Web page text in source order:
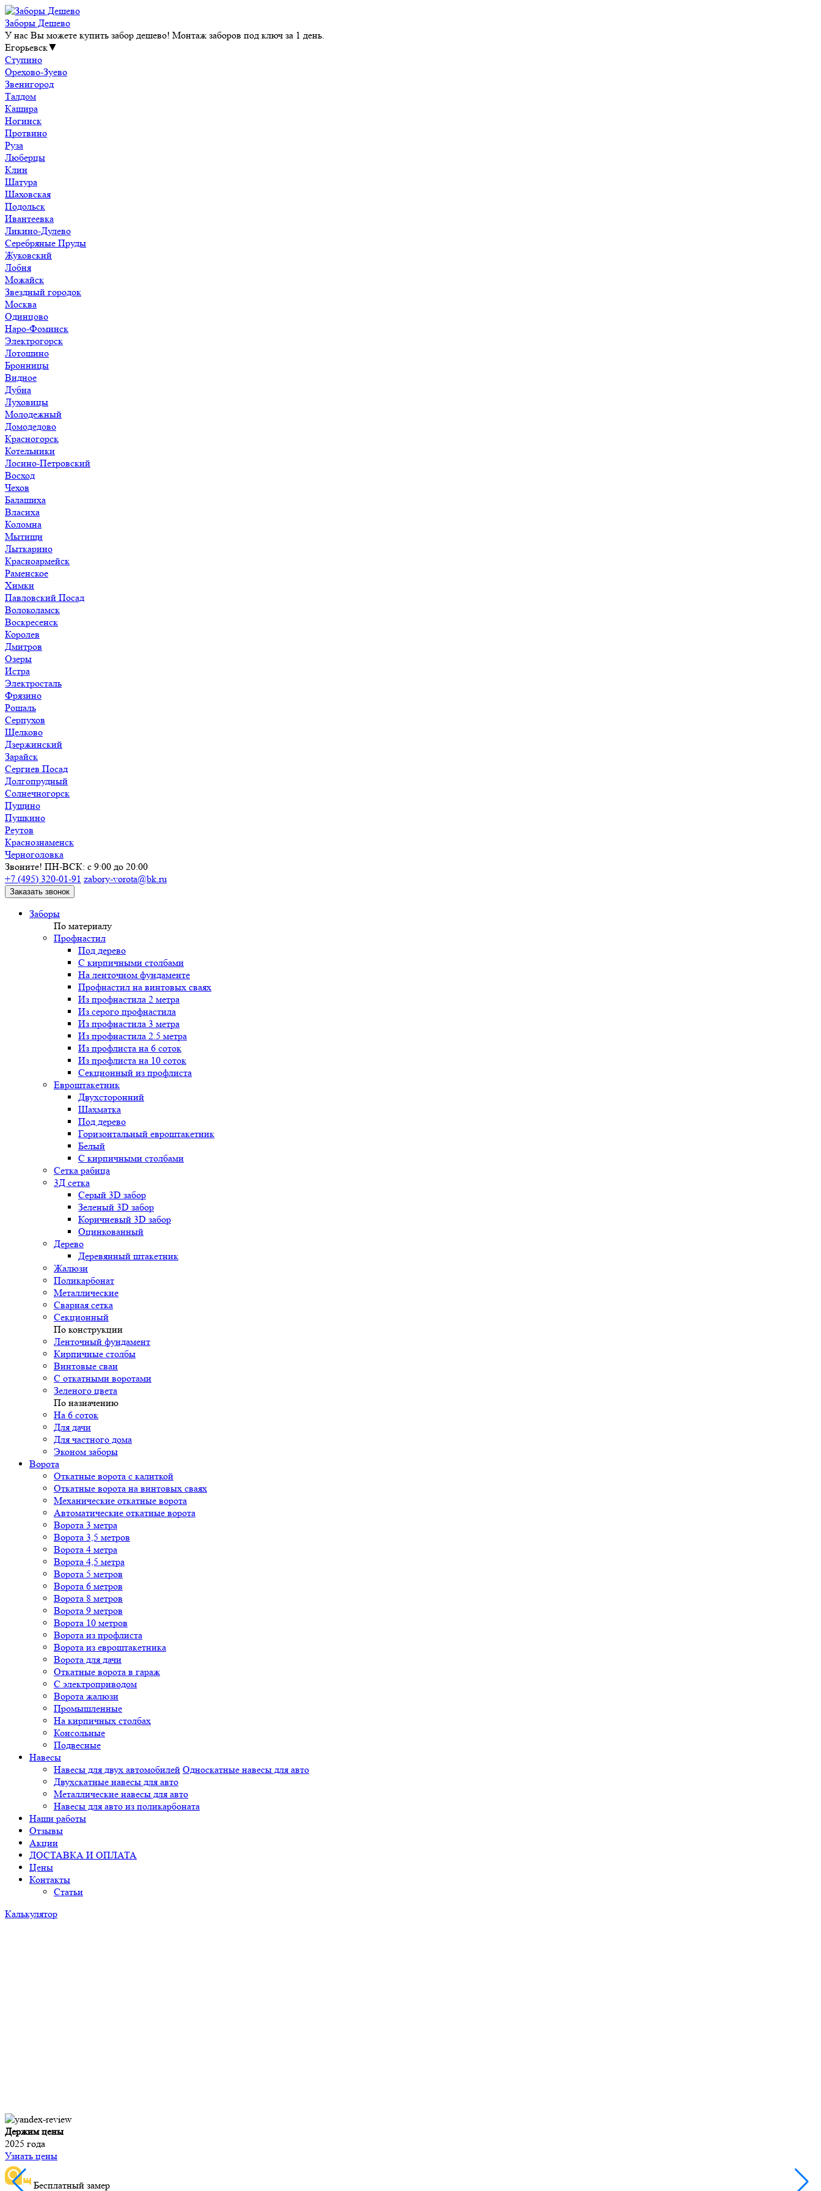
Заборы Дешево
У нас Вы можете купить забор дешево! Монтаж заборов под ключ за 1 день.
Егорьевск▼
Ступино
Орехово-Зуево
Звенигород
Талдом
Кашира
Ногинск
Протвино
Руза
Люберцы
Клин
Шатура
Шаховская
Подольск
Ивантеевка
Ликино-Дулево
Серебряные Пруды
Жуковский
Лобня
Можайск
Звездный городок
Москва
Одинцово
Наро-Фоминск
Электрогорск
Лотошино
Бронницы
Видное
Дубна
Луховицы
Молодежный
Домодедово
Красногорск
Котельники
Лосино-Петровский
Восход
Чехов
Балашиха
Власиха
Коломна
Мытищи
Лыткарино
Красноармейск
Раменское
Химки
Павловский Посад
Волоколамск
Воскресенск
Королев
Дмитров
Озеры
Истра
Электросталь
Фрязино
Рошаль
Серпухов
Щелково
Дзержинский
Зарайск
Сергиев Посад
Долгопрудный
Солнечногорск
Пущино
Пушкино
Реутов
Краснознаменск
Черноголовка
Звоните! ПН-ВСК: с 9:00 до 20:00
+7 (495) 320-01-91 zabory-vorota@bk.ru
Заказать звонок
Заборы
По материалу
Профнастил
Под дерево
С кирпичными столбами
На ленточном фундаменте
Профнастил на винтовых сваях
Из профнастила 2 метра
Из серого профнастила
Из профнастила 3 метра
Из профнастила 2.5 метра
Из профлиста на 6 соток
Из профлиста на 10 соток
Секционный из профлиста
Евроштакетник
Двухсторонний
Шахматка
Под дерево
Горизонтальный евроштакетник
Белый
С кирпичными столбами
Сетка рабица
3Д сетка
Серый 3D забор
Зеленый 3D забор
Коричневый 3D забор
Оцинкованный
Дерево
Деревянный штакетник
Жалюзи
Поликарбонат
Металлические
Сварная сетка
Секционный
По конструкции
Ленточный фундамент
Кирпичные столбы
Винтовые сваи
С откатными воротами
Зеленого цвета
По назначению
На 6 соток
Для дачи
Для частного дома
Эконом заборы
Ворота
Откатные ворота с калиткой
Откатные ворота на винтовых сваях
Механические откатные ворота
Автоматические откатные ворота
Ворота 3 метра
Ворота 3,5 метров
Ворота 4 метра
Ворота 4,5 метра
Ворота 5 метров
Ворота 6 метров
Ворота 8 метров
Ворота 9 метров
Ворота 10 метров
Ворота из профлиста
Ворота из евроштакетника
Ворота для дачи
Откатные ворота в гараж
С электроприводом
Ворота жалюзи
Промышленные
На кирпичных столбах
Консольные
Подвесные
Навесы
Навесы для двух автомобилей Односкатные навесы для авто
Двухскатные навесы для авто
Металлические навесы для авто
Навесы для авто из поликарбоната
Наши работы
Отзывы
Акции
ДОСТАВКА И ОПЛАТА
Цены
Контакты
Статьи
Калькулятор
Держим цены
2025 года
Узнать цены
Бесплатный замер